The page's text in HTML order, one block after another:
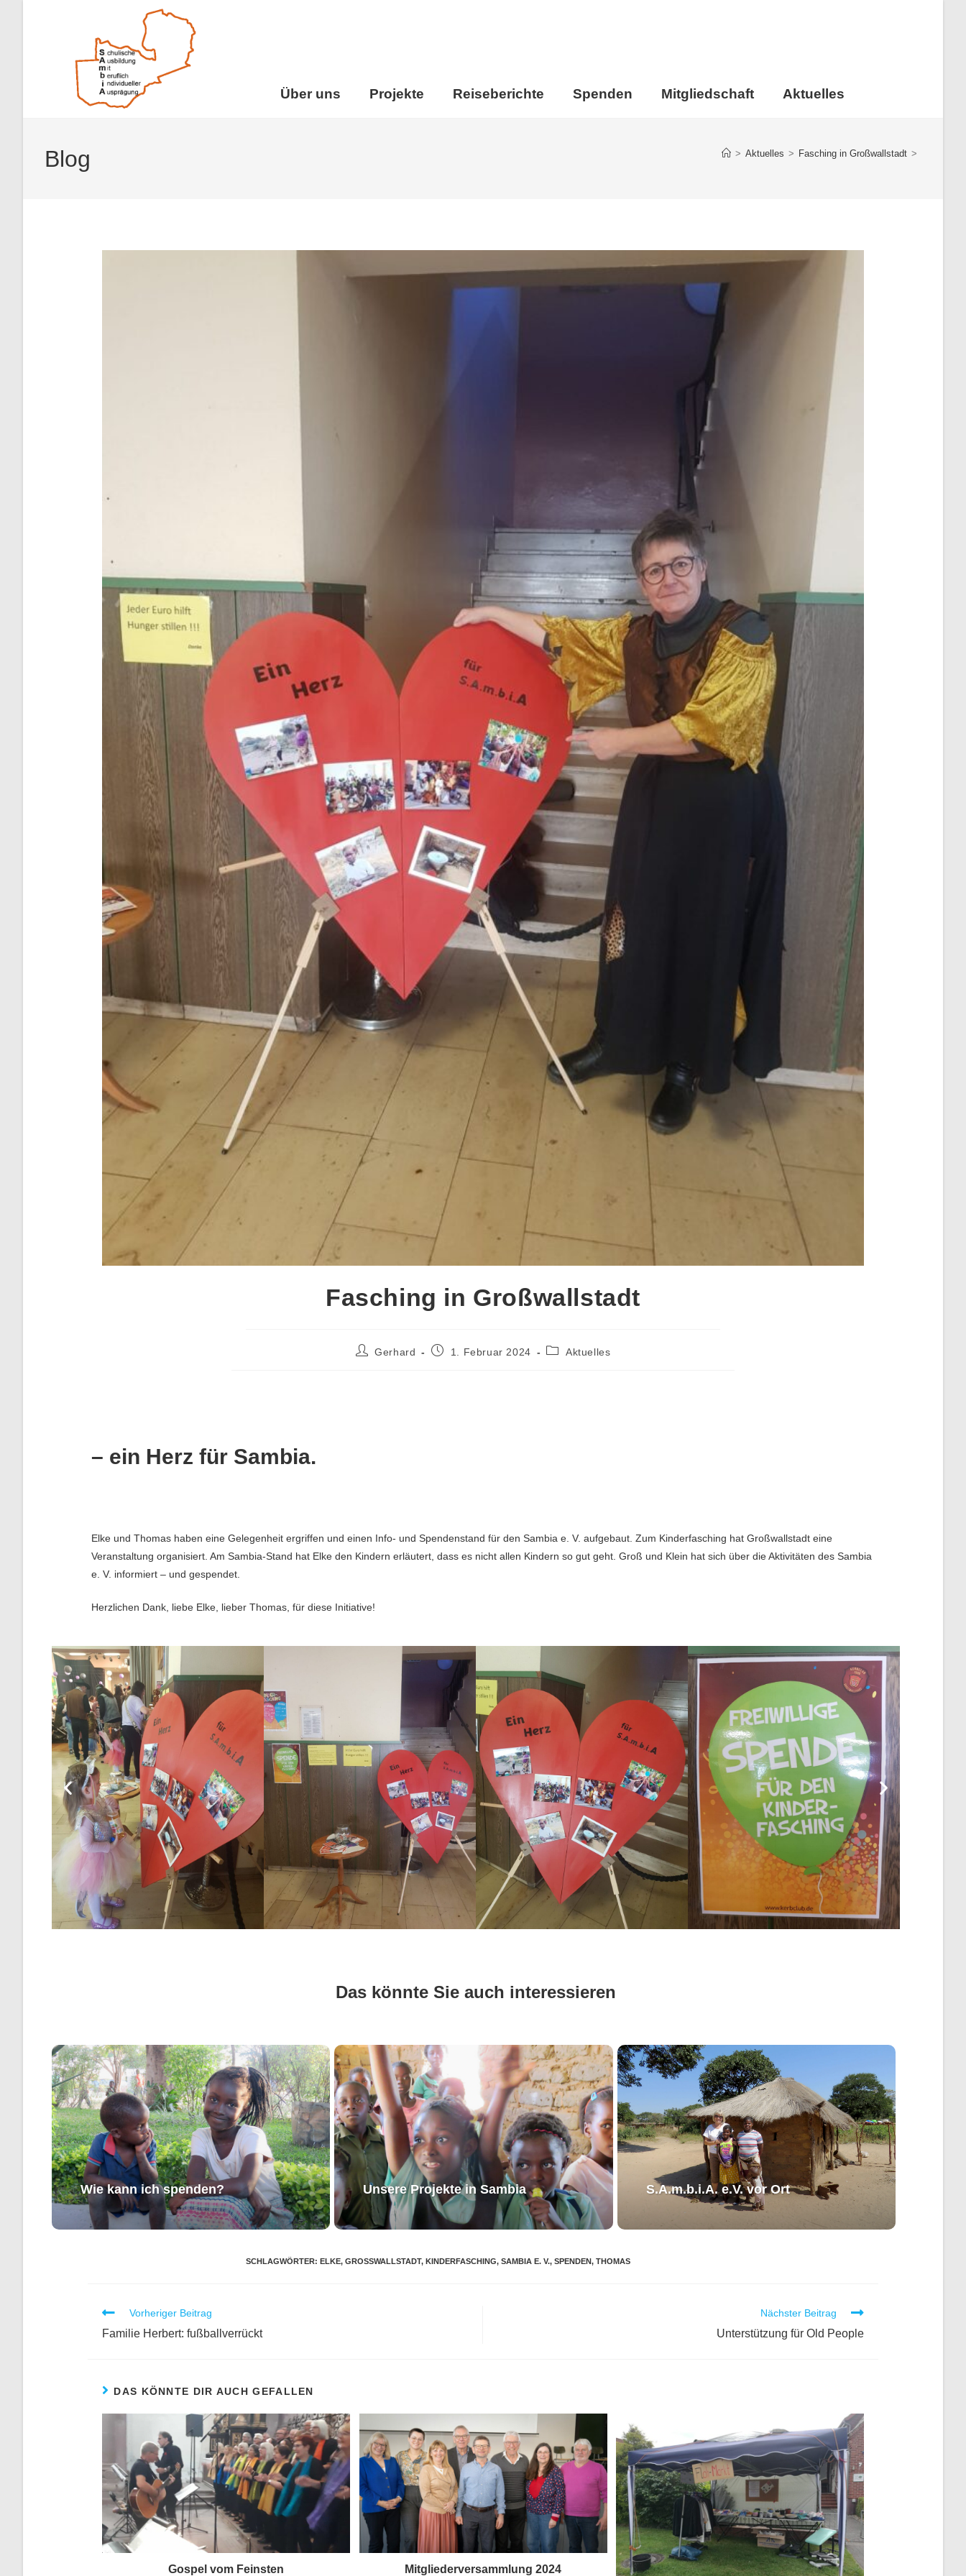
Über uns Projekte Reiseberichte Spenden Mitgliedschaft Aktuelles
Blog > Aktuelles > Fasching in Großwallstadt >
Fasching in Großwallstadt
Gerhard 1. Februar 2024 Aktuelles
– ein Herz für Sambia.
Elke und Thomas haben eine Gelegenheit ergriffen und einen Info- und Spendenstand für den Sambia e. V. aufgebaut. Zum Kinderfasching hat Großwallstadt eine
Veranstaltung organisiert. Am Sambia-Stand hat Elke den Kindern erläutert, dass es nicht allen Kindern so gut geht. Groß und Klein hat sich über die Aktivitäten des Sambia
e. V. informiert – und gespendet.
Herzlichen Dank, liebe Elke, lieber Thomas, für diese Initiative!
Das könnte Sie auch interessieren
Wie kann ich spenden? Unsere Projekte in Sambia S.A.m.b.i.A. e.V. ​vor Ort​​
SCHLAGWÖRTER: ELKE, GROSSWALLSTADT , KINDERFASCHING, SAMBIA E. V., SPENDEN, THOMAS
Vorheriger Beitrag
Familie Herbert: fußballverrückt
Nächster Beitrag
Unterstützung für Old People
DAS KÖNNTE DIR AUCH GEFALLEN
Gospel vom Feinsten Mitgliederversammlung 2024